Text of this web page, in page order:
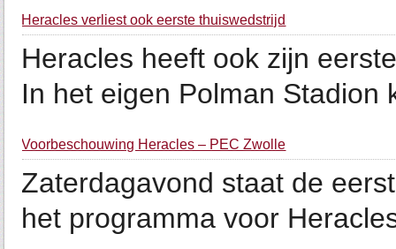
Heracles verliest ook eerste thuiswedstrijd
Heracles heeft ook zijn
In het eigen Polman Stadion
Voorbeschouwing Heracles – PEC Zwolle
Zaterdagavond staat de
het programma voor